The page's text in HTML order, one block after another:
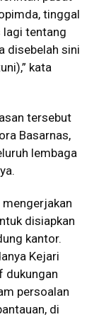
tinggal
lagi tentang
disebelah sini
kata
tersebut
Basarnas,
lembaga
mengerjakan
disiapkan
kantor.
Kejari
dukungan
persoalan
di